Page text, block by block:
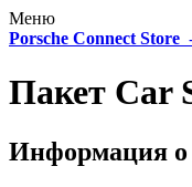
Меню
Porsche Connect Store
Пакет Car
Информация о